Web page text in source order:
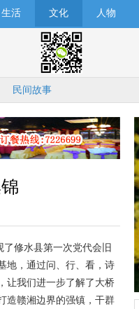
生活 文化 人物
民间故事
修水县第一次党代会旧
地，通过问、行、看，诗
让我们进一步了解了大桥
造赣湘边界的强镇，干群